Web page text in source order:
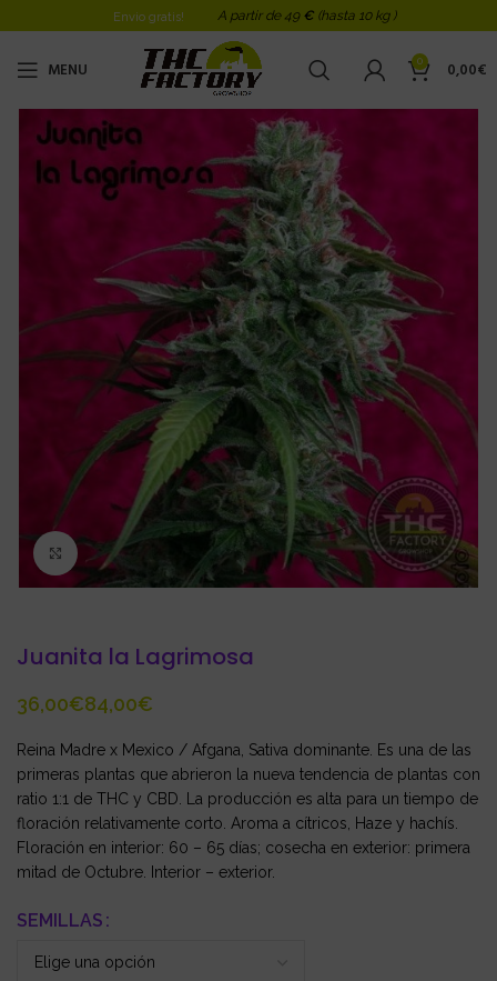
Envio gratis! A partir de 49 € (hasta 10 kg )
MENU 0 0,00€
Click to enlarge
Juanita la Lagrimosa
€ €
Reina Madre x Mexico / Afgana, Sativa dominante. Es una de las
primeras plantas que abrieron la nueva tendencia de plantas con
ratio 1:1 de THC y CBD. La producción es alta para un tiempo de
floración relativamente corto. Aroma a cítricos, Haze y hachís.
Floración en interior: 60 – 65 días; cosecha en exterior: primera
mitad de Octubre. Interior – exterior.
SEMILLAS